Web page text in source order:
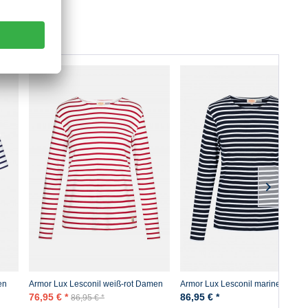
Armor Lux Lesconil weiß-rot Damen
Streifenshirt
76,95 € * 86,95 € *
Armor Lux Lesconil marine-weiß
Damen Streifenshirt
86,95 € *